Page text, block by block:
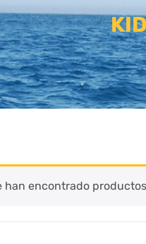
han encontrado